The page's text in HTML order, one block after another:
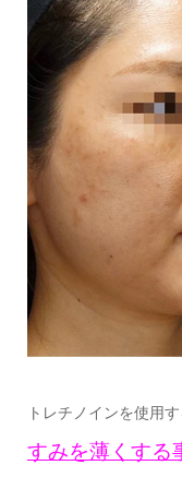
トレチノインを使用
すみを薄くする